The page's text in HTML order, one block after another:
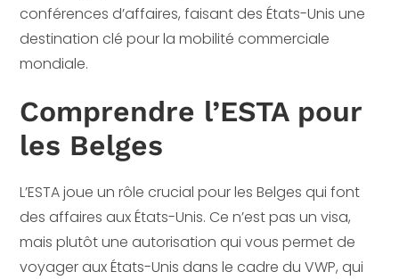
conférences d’affaires, faisant des États-Unis une
destination clé pour la mobilité commerciale
mondiale.
Comprendre l’ESTA pour
les Belges
L’ESTA joue un rôle crucial pour les Belges qui font
des affaires aux États-Unis. Ce n’est pas un visa,
mais plutôt une autorisation qui vous permet de
voyager aux États-Unis dans le cadre du VWP, qui